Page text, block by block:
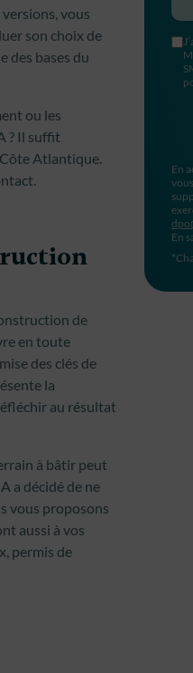
vous
son choix de
des bases du
ou les
? Il suffit
Atlantique.
de
en toute
des clés de
la
au résultat
à bâtir peut
a décidé de ne
vous proposons
aussi à vos
permis de
En
En